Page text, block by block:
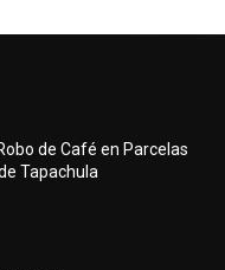
de Café en Parcelas
Tapachula